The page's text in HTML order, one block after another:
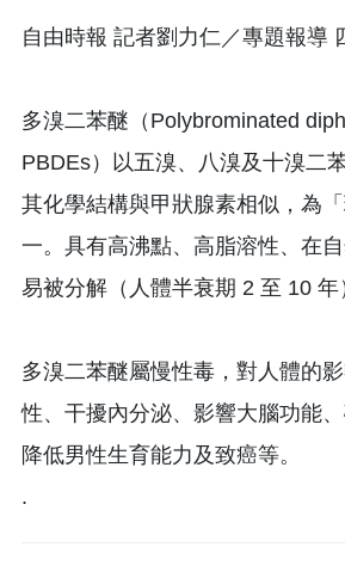
自由時報 記者劉力仁／專題報導
多溴二苯醚（Polybrominated
PBDEs）以五溴、八溴及十溴二
其化學結構與甲狀腺素相似，為
一。具有高沸點、高脂溶性、在
易被分解（人體半衰期 2 至 10 年
多溴二苯醚屬慢性毒，對人體的
性、干擾內分泌、影響大腦功能、
降低男性生育能力及致癌等。
.